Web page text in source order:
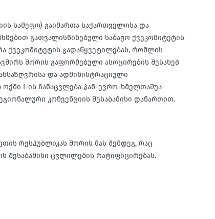
სამეფო) გაიმართა საქართველოსა და
გათვალისწინებული საბაჟო ქვეკომიტეტის
ქვეკომიტეტის გადაწყვეტილებას, რომლის
შორის გაფორმებული ასოცირების შესახებ
და ადმინისტრაციული
I-ის ჩანაცვლება პან-ევრო-ხმელთაშუა
კონვენციის შესაბამისი დანართით.
რესპუბლიკას შორის მას შემდეგ, რაც
შესაბამისი ცვლილების რატიფიცირებას.